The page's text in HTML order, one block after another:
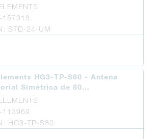
157313
STD-24-UM
HG3-TP-S80 - Antena
Simétrica de 80…
113969
HG3-TP-S80